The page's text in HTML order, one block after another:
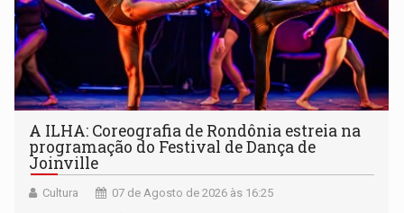
A ILHA: Coreografia de Rondônia estreia na
programação do Festival de Dança de
Joinville
Cultura 07 de Agosto de 2026 às 16:25